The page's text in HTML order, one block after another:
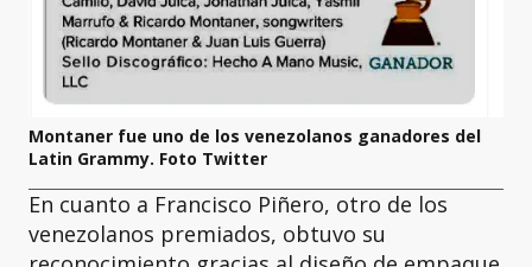
Montaner fue uno de los venezolanos ganadores del
Latin Grammy. Foto Twitter
En cuanto a Francisco Piñero, otro de los
venezolanos premiados, obtuvo su